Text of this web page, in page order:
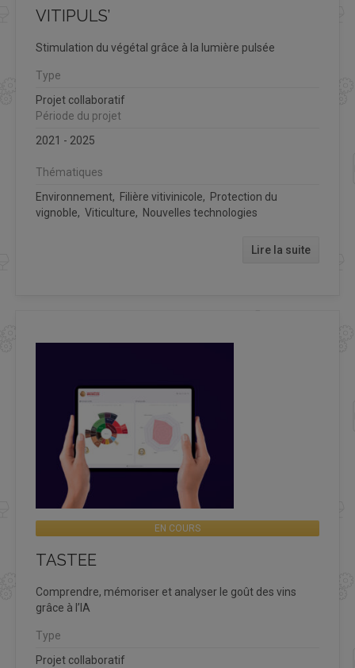
VITIPULS’
Stimulation du végétal grâce à la lumière pulsée
Type
Projet collaboratif
Période du projet
2021 - 2025
Thématiques
Environnement, Filière vitivinicole, Protection du
vignoble, Viticulture, Nouvelles technologies
Lire la suite
EN COURS
TASTEE
Comprendre, mémoriser et analyser le goût des vins
grâce à l’IA
Type
Projet collaboratif